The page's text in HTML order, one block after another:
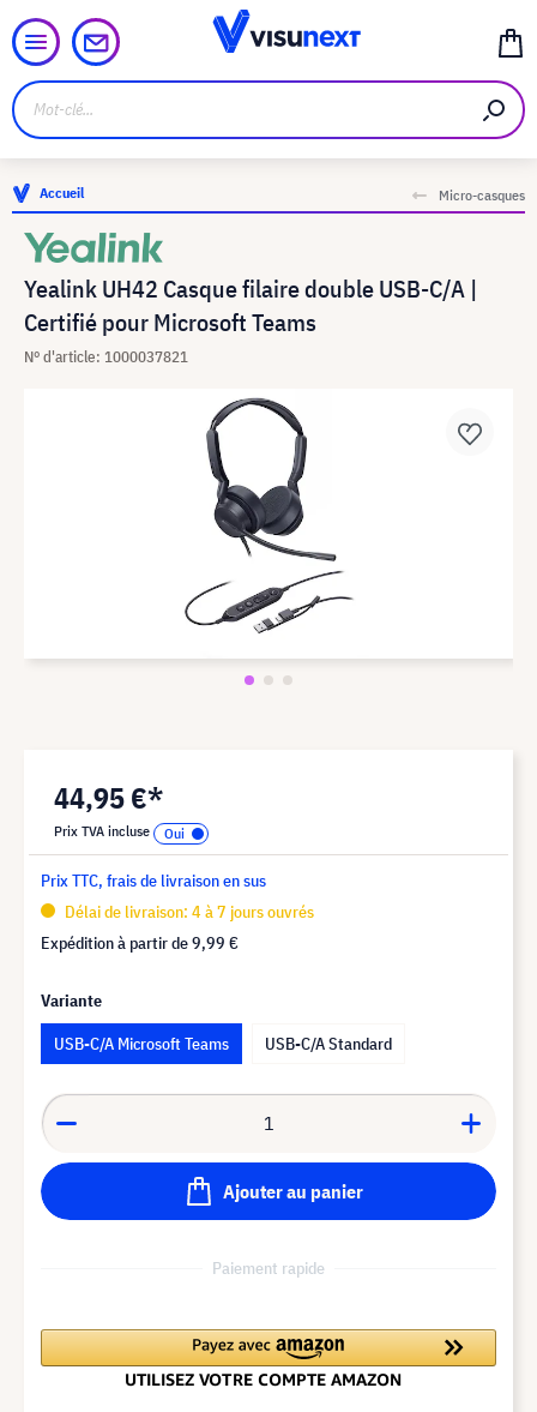
Accueil Micro-casques
Yealink UH42 Casque filaire double USB-C/A |
Certifié pour Microsoft Teams
N° d'article: 1000037821
44,95 €*
Prix TVA incluse
Prix TTC, frais de livraison en sus
Délai de livraison: 4 à 7 jours ouvrés
Expédition à partir de9,99 €
Variante
USB-C/A Microsoft Teams
USB-C/A Standard
Ajouter au panier
Paiement rapide